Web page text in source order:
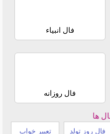
فال انبیاء
فال روزانه
ها
فال روز تولد تعبیر خواب